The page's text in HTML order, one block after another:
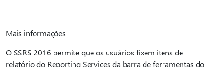
Mais informações
O SSRS 2016 permite que os usuários fixem itens de
relatório do Reporting Services da barra de ferramentas do